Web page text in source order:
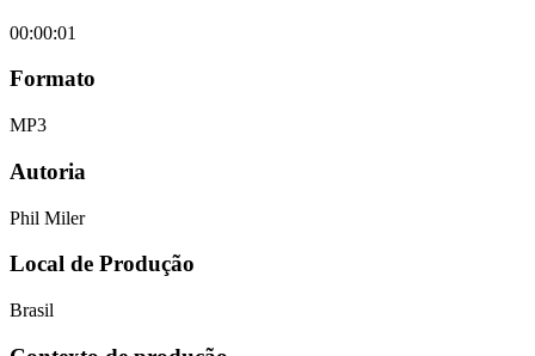
00:00:01
Formato
MP3
Autoria
Phil Miler
Local de Produção
Brasil